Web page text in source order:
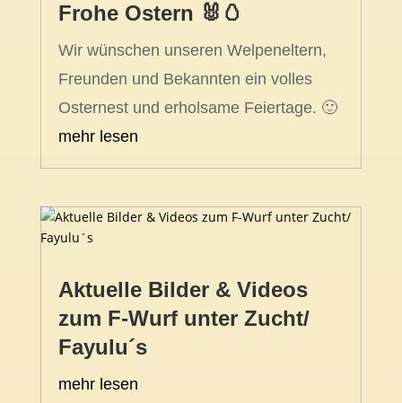
Frohe Ostern 🐰🥚
Wir wünschen unseren Welpeneltern,
Freunden und Bekannten ein volles
Osternest und erholsame Feiertage. 🙂
mehr lesen
Aktuelle Bilder & Videos
zum F-Wurf unter Zucht/
Fayulu´s
mehr lesen